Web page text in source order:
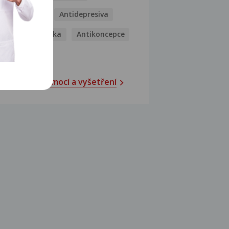
Antibiotika Antidepresiva
Antihistaminika Antikoncepce
Katalog nemocí a vyšetření